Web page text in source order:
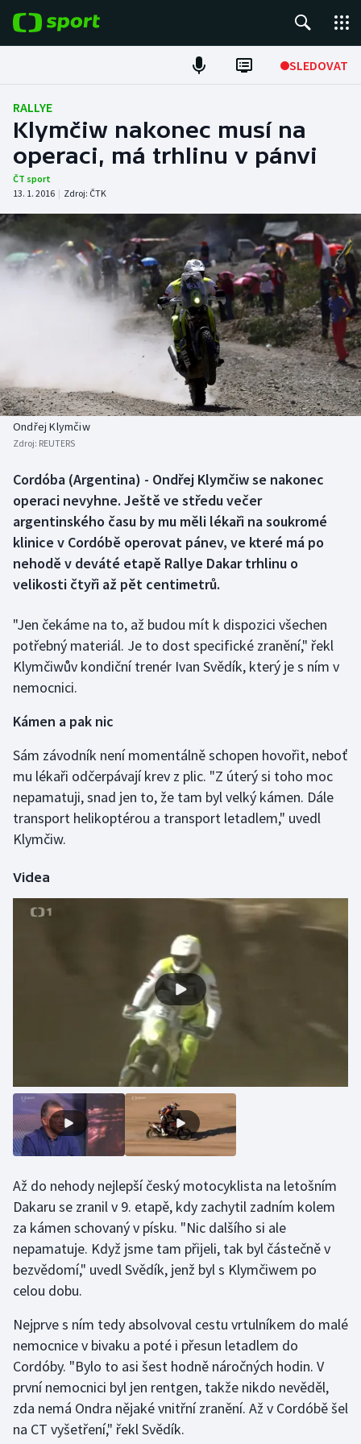
SLEDOVAT
Fotbal
Hokej
Tenis
Atletika
Cyklistika
DALŠÍ SPORTY
Americký fotbal
Basketbal
Biatlon
Boby a skeleton
Box
Curling
Florbal
Futsal
Golf
Gymnastika
Házená
Jezdectví
Judo
Krasobruslení
Olympijské hry
Parasport
Plavání
Plážový volejbal
Ragby
Rychlostní kanoistika
Short track
Sportovní střelba
Historické návraty
Aplikace ČT sport
AZ kvíz
RALLYE
Klymčiw nakonec musí na
operaci, má trhlinu v pánvi
ČT sport
13. 1. 2016 | Zdroj: ČTK
Ondřej Klymčiw
Zdroj: REUTERS
Cordóba (Argentina) - Ondřej Klymčiw se nakonec
operaci nevyhne. Ještě ve středu večer
argentinského času by mu měli lékaři na soukromé
klinice v Cordóbě operovat pánev, ve které má po
nehodě v deváté etapě Rallye Dakar trhlinu o
velikosti čtyři až pět centimetrů.
"Jen čekáme na to, až budou mít k dispozici všechen
potřebný materiál. Je to dost specifické zranění," řekl
Klymčiwův kondiční trenér Ivan Svědík, který je s ním v
nemocnici.
Kámen a pak nic
Sám závodník není momentálně schopen hovořit, neboť
mu lékaři odčerpávají krev z plic. "Z úterý si toho moc
nepamatuji, snad jen to, že tam byl velký kámen. Dále
transport helikoptérou a transport letadlem," uvedl
Klymčiw.
Videa
Až do nehody nejlepší český motocyklista na letošním
Dakaru se zranil v 9. etapě, kdy zachytil zadním kolem
za kámen schovaný v písku. "Nic dalšího si ale
nepamatuje. Když jsme tam přijeli, tak byl částečně v
bezvědomí," uvedl Svědík, jenž byl s Klymčiwem po
celou dobu.
Nejprve s ním tedy absolvoval cestu vrtulníkem do malé
nemocnice v bivaku a poté i přesun letadlem do
Cordóby. "Bylo to asi šest hodně náročných hodin. V
první nemocnici byl jen rentgen, takže nikdo nevěděl,
zda nemá Ondra nějaké vnitřní zranění. Až v Cordóbě šel
na CT vyšetření," řekl Svědík.